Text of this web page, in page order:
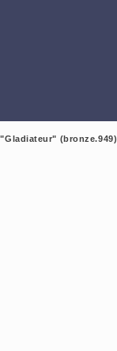
(bronze.949)